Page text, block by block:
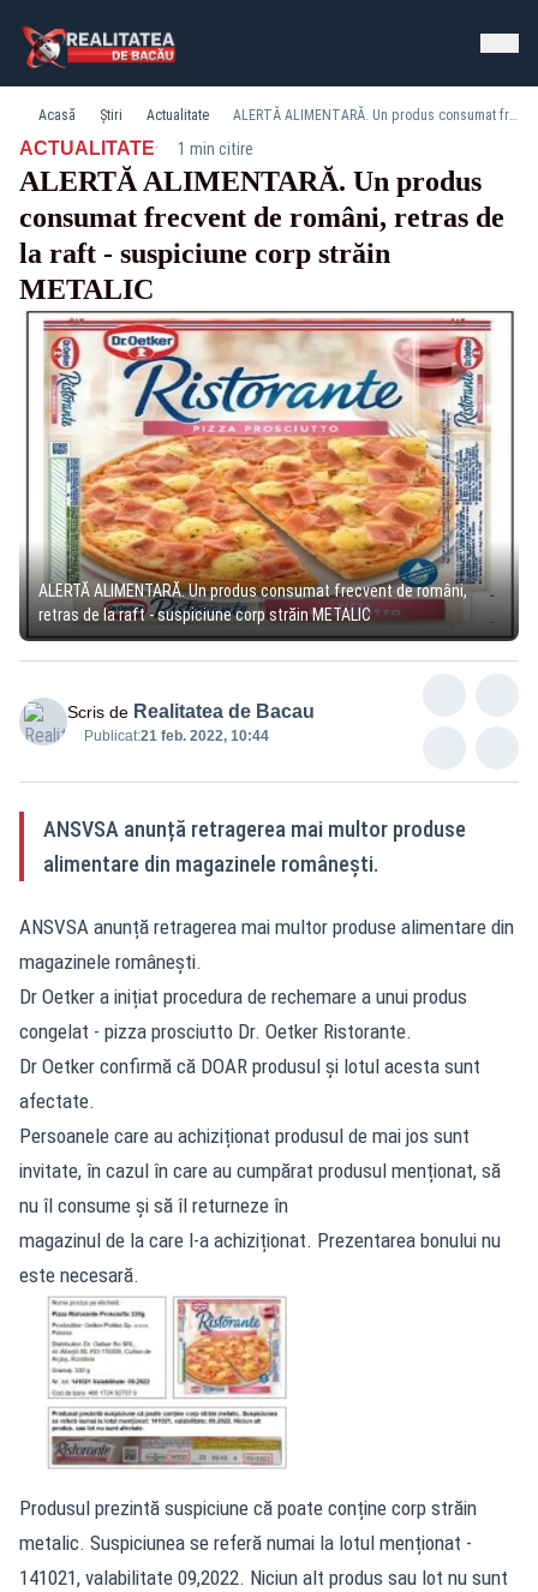
Acasă Știri Actualitate ALERTĂ ALIMENTARĂ. Un produs consumat frecvent de români, retras de la raft - suspiciune corp străin METALIC
ACTUALITATE· 1 min citire
ALERTĂ ALIMENTARĂ. Un produs
consumat frecvent de români, retras de
la raft - suspiciune corp străin
METALIC
ALERTĂ ALIMENTARĂ. Un produs consumat frecvent de români,
retras de la raft - suspiciune corp străin METALIC
Scris de Realitatea de Bacau
Publicat:21 feb. 2022, 10:44
ANSVSA anunță retragerea mai multor produse
alimentare din magazinele românești.
ANSVSA anunță retragerea mai multor produse alimentare din
magazinele românești.
Dr Oetker a inițiat procedura de rechemare a unui produs
congelat - pizza prosciutto Dr. Oetker Ristorante.
Dr Oetker confirmă că DOAR produsul și lotul acesta sunt
afectate.
Persoanele care au achiziționat produsul de mai jos sunt
invitate, în cazul în care au cumpărat produsul menționat, să
nu îl consume și să îl returneze în
magazinul de la care l-a achiziționat. Prezentarea bonului nu
este necesară.
Produsul prezintă suspiciune că poate conține corp străin
metalic. Suspiciunea se referă numai la lotul menționat -
141021, valabilitate 09,2022. Niciun alt produs sau lot nu sunt